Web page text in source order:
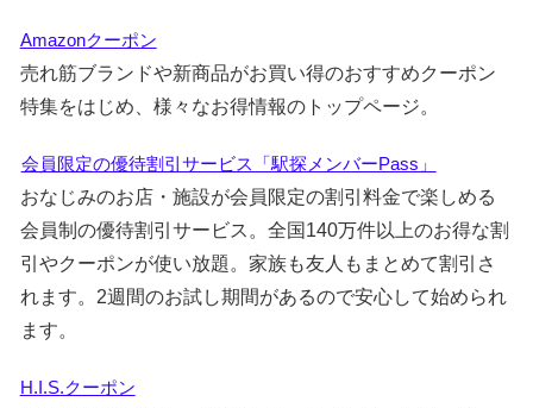
Amazonクーポン
売れ筋ブランドや新商品がお買い得のおすすめクーポン
特集をはじめ、様々なお得情報のトップページ。
会員限定の優待割引サービス「駅探メンバーPass」
おなじみのお店・施設が会員限定の割引料金で楽しめる
会員制の優待割引サービス。全国140万件以上のお得な割
引やクーポンが使い放題。家族も友人もまとめて割引さ
れます。2週間のお試し期間があるので安心して始められ
ます。
H.I.S.クーポン